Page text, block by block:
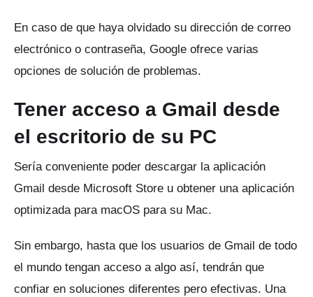
En caso de que haya olvidado su dirección de correo
electrónico o contraseña, Google ofrece varias
opciones de solución de problemas.
Tener acceso a Gmail desde
el escritorio de su PC
Sería conveniente poder descargar la aplicación
Gmail desde Microsoft Store u obtener una aplicación
optimizada para macOS para su Mac.
Sin embargo, hasta que los usuarios de Gmail de todo
el mundo tengan acceso a algo así, tendrán que
confiar en soluciones diferentes pero efectivas. Una